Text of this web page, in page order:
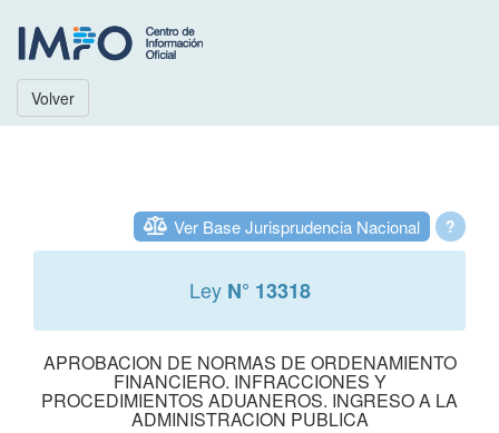
Volver
?
Ver Base Jurisprudencia Nacional
Ley N° 13318
APROBACION DE NORMAS DE ORDENAMIENTO
FINANCIERO. INFRACCIONES Y
PROCEDIMIENTOS ADUANEROS. INGRESO A LA
ADMINISTRACION PUBLICA